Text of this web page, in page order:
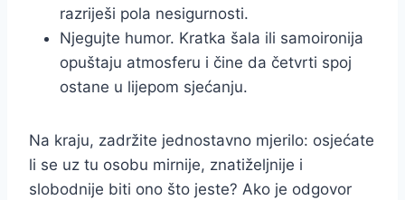
razriješi pola nesigurnosti.
Njegujte humor. Kratka šala ili samoironija
opuštaju atmosferu i čine da četvrti spoj
ostane u lijepom sjećanju.
Na kraju, zadržite jednostavno mjerilo: osjećate
li se uz tu osobu mirnije, znatiželjnije i
slobodnije biti ono što jeste? Ako je odgovor